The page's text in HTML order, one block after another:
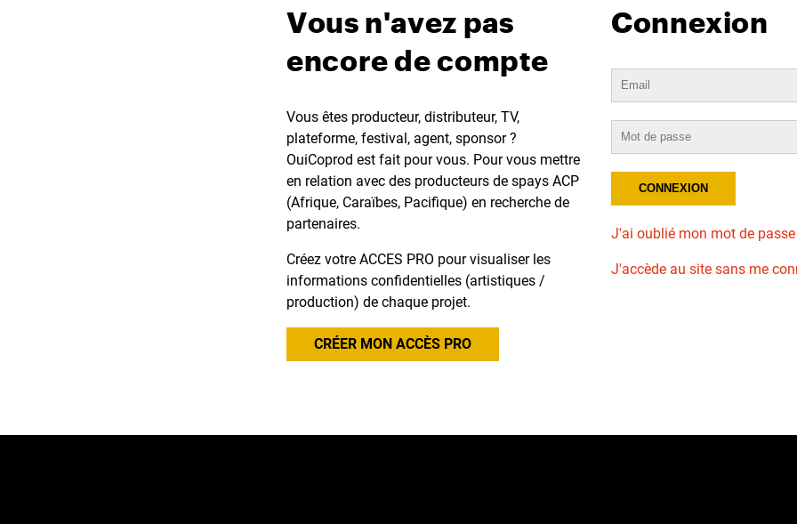
Vous n'avez pas
encore de compte
Vous êtes producteur, distributeur, TV,
plateforme, festival, agent, sponsor ?
OuiCoprod est fait pour vous. Pour vous mettre
en relation avec des producteurs de spays ACP
(Afrique, Caraïbes, Pacifique) en recherche de
partenaires.
Créez votre ACCES PRO pour visualiser les
informations confidentielles (artistiques /
production) de chaque projet.
CRÉER MON ACCÈS PRO
Connexion
J'ai oublié mon mot de passe
J'accède au site sans me